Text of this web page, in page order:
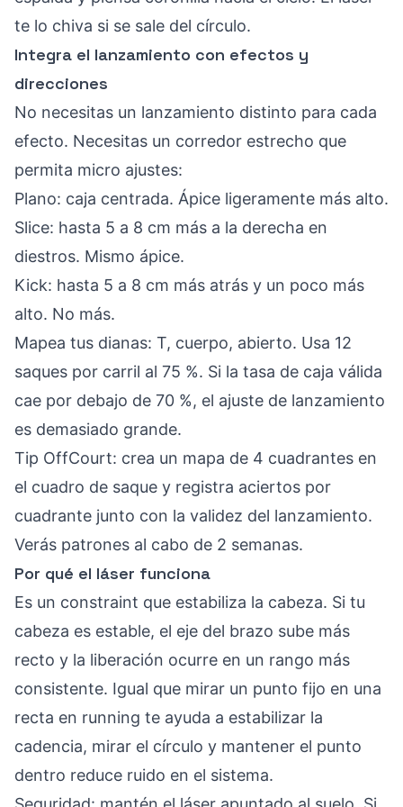
te lo chiva si se sale del círculo.
Integra el lanzamiento con efectos y
direcciones
No necesitas un lanzamiento distinto para cada
efecto. Necesitas un corredor estrecho que
permita micro ajustes:
Plano: caja centrada. Ápice ligeramente más alto.
Slice: hasta 5 a 8 cm más a la derecha en
diestros. Mismo ápice.
Kick: hasta 5 a 8 cm más atrás y un poco más
alto. No más.
Mapea tus dianas: T, cuerpo, abierto. Usa 12
saques por carril al 75 %. Si la tasa de caja válida
cae por debajo de 70 %, el ajuste de lanzamiento
es demasiado grande.
Tip OffCourt: crea un mapa de 4 cuadrantes en
el cuadro de saque y registra aciertos por
cuadrante junto con la validez del lanzamiento.
Verás patrones al cabo de 2 semanas.
Por qué el láser funciona
Es un constraint que estabiliza la cabeza. Si tu
cabeza es estable, el eje del brazo sube más
recto y la liberación ocurre en un rango más
consistente. Igual que mirar un punto fijo en una
recta en running te ayuda a estabilizar la
cadencia, mirar el círculo y mantener el punto
dentro reduce ruido en el sistema.